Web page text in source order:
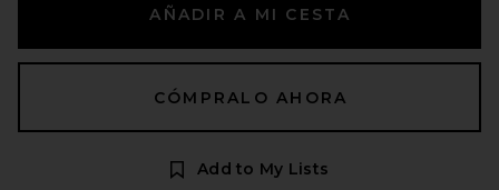
AÑADIR A MI CESTA
CÓMPRALO AHORA
Add to My Lists